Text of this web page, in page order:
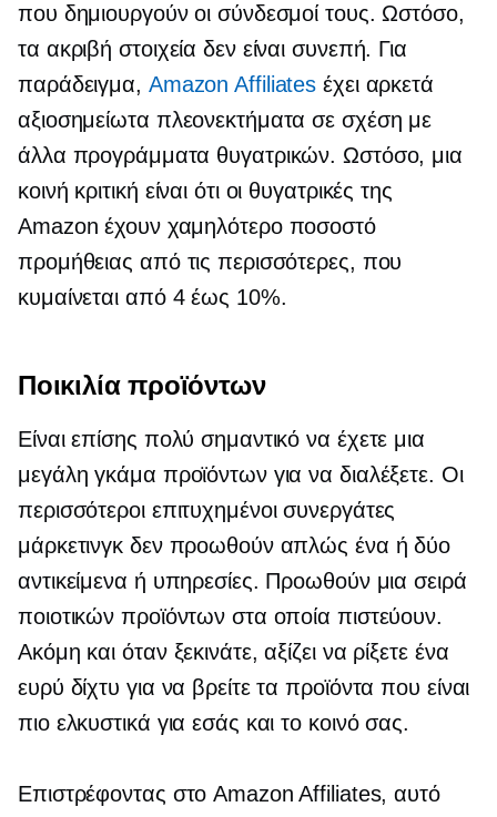
που δημιουργούν οι σύνδεσμοί τους. Ωστόσο,
τα ακριβή στοιχεία δεν είναι συνεπή. Για
παράδειγμα, Amazon Affiliates έχει αρκετά
αξιοσημείωτα πλεονεκτήματα σε σχέση με
άλλα προγράμματα θυγατρικών. Ωστόσο, μια
κοινή κριτική είναι ότι οι θυγατρικές της
Amazon έχουν χαμηλότερο ποσοστό
προμήθειας από τις περισσότερες, που
κυμαίνεται από 4 έως 10%.
Ποικιλία προϊόντων
Είναι επίσης πολύ σημαντικό να έχετε μια
μεγάλη γκάμα προϊόντων για να διαλέξετε. Οι
περισσότεροι επιτυχημένοι συνεργάτες
μάρκετινγκ δεν προωθούν απλώς ένα ή δύο
αντικείμενα ή υπηρεσίες. Προωθούν μια σειρά
ποιοτικών προϊόντων στα οποία πιστεύουν.
Ακόμη και όταν ξεκινάτε, αξίζει να ρίξετε ένα
ευρύ δίχτυ για να βρείτε τα προϊόντα που είναι
πιο ελκυστικά για εσάς και το κοινό σας.
Επιστρέφοντας στο Amazon Affiliates, αυτό